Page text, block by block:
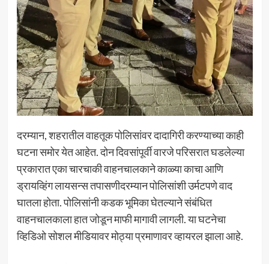
दरम्यान, शहरातील वाहतूक पोलिसांवर दादागिरी करण्याच्या काही
घटना समोर येत आहेत. दोन दिवसांपूर्वी वारजे परिसरात घडलेल्या
प्रकारात एका चारचाकी वाहनचालकाने काळ्या काचा आणि
ड्रायव्हिंग लायसन्स तपासणीदरम्यान पोलिसांशी उर्मटपणे वाद
घातला होता. पोलिसांनी कडक भूमिका घेतल्याने संबंधित
वाहनचालकाला हात जोडून माफी मागावी लागली. या घटनेचा
व्हिडिओ सोशल मीडियावर मोठ्या प्रमाणावर व्हायरल झाला आहे.